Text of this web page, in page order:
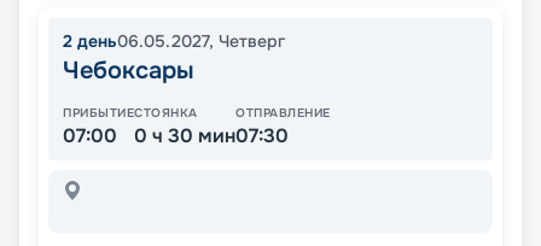
2 день06.05.2027, Четверг
Чебоксары
ПРИБЫТИЕ
07:00
СТОЯНКА
0 ч 30 мин
ОТПРАВЛЕНИЕ
07:30